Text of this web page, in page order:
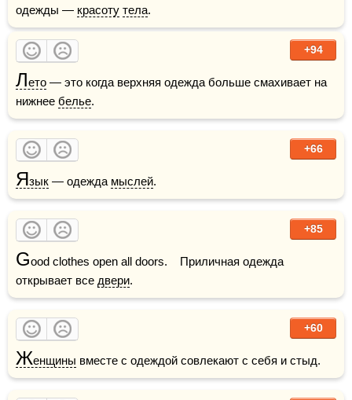
одежды — красоту тела.
+94
Лето — это когда верхняя одежда больше смахивает на
нижнее белье.
+66
Язык — одежда мыслей.
+85
Good clothes open all doors.    Приличная одежда
открывает все двери.
+60
Женщины вместе с одеждой совлекают с себя и стыд.